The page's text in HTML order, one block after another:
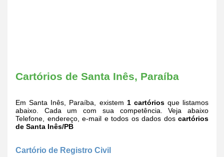
Cartórios de Santa Inês, Paraíba
Em Santa Inês, Paraíba, existem 1 cartóriosque listamos
abaixo. Cada um com sua competência. Veja abaixo
Telefone, endereço, e-mail e todos os dados dos cartórios
de Santa Inês/PB
Cartório de Registro Civil